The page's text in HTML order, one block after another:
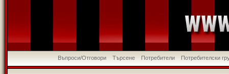
Въпроси/Отговори Търсене Потребители Потребителски